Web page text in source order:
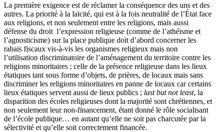
La première exigence est de réclamer la conséquence des uns et des
autres. La priorité à la laïcité, qui est à la fois neutralité de l’État face
aux religions, et non seulement entre les religions, mais aussi
défense du droit l’expression religieuse (comme de l’athéisme et
l’agnosticisme) sur la place publique doit d’abord concerner les
rabais fiscaux vis-à-vis les organismes religieux mais non
l’utilisation discriminatoire de l’aménagement du territoire contre les
religions minoritaires ; celle de la présence religieuse dans les lieux
étatiques tant sous forme d’objets, de prières, de locaux mais sans
discriminer les religions minoritaires en panne de locaux car certains
lieux étatiques servent aussi de lieux publics ; last but not least, la
disparition des écoles religieuses dont la majorité sont chrétiennes, et
non seulement leur non-financement, étant donné le rôle socialisant
de l’école publique… en autant qu’elle ne soit pas charcutée par la
sélectivité et qu’elle soit correctement financée.